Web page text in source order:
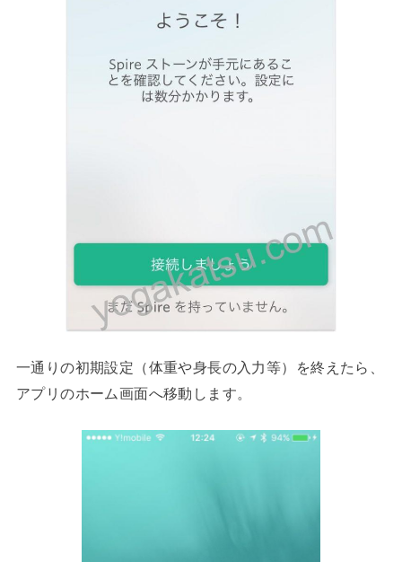
一通りの初期設定（体重や身長の入力等）を終えたら、
アプリのホーム画面へ移動します。